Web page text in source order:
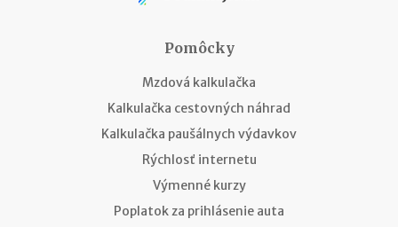
Pomôcky
Mzdová kalkulačka
Kalkulačka cestovných náhrad
Kalkulačka paušálnych výdavkov
Rýchlosť internetu
Výmenné kurzy
Poplatok za prihlásenie auta